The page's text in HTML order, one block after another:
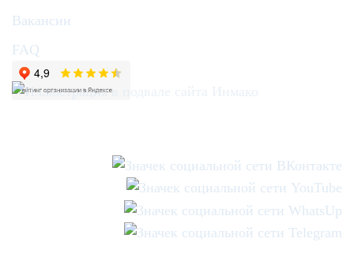
Вакансии
FAQ